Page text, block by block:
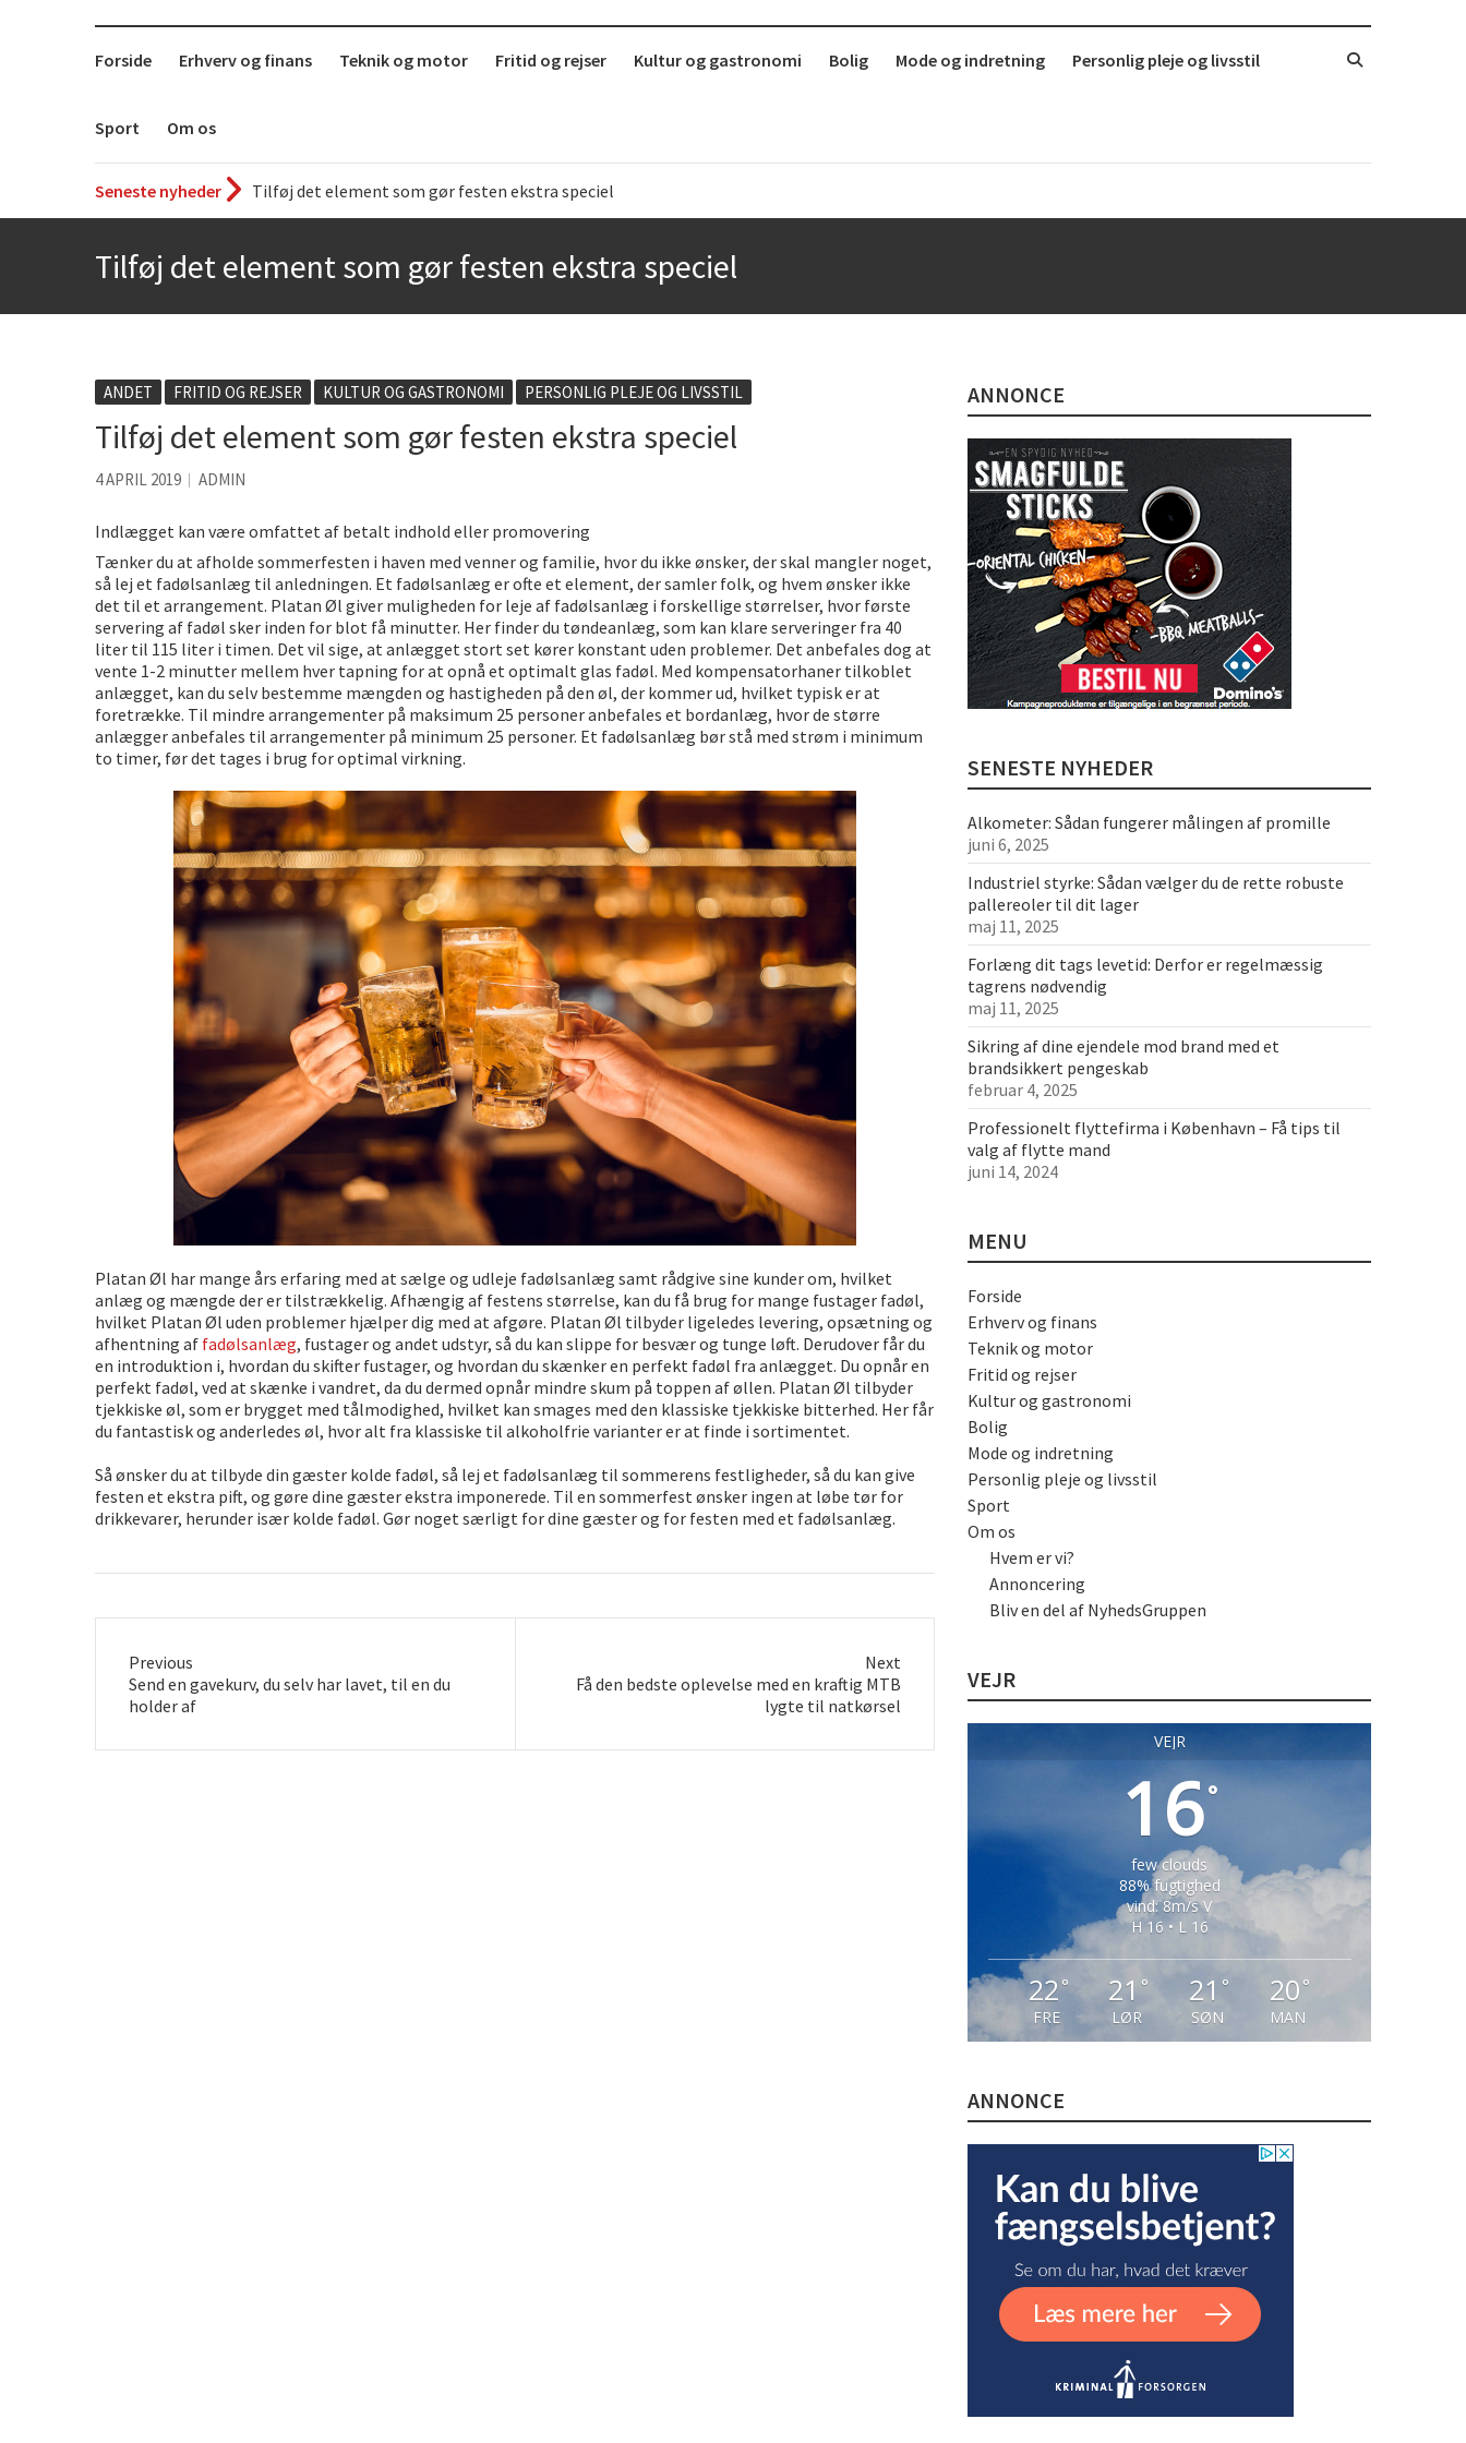
Forside Erhverv og finans Teknik og motor Fritid og rejser Kultur og gastronomi Bolig Mode og indretning Personlig pleje og livsstil
Sport Om os
Seneste nyheder
Tilføj det element som gør festen ekstra speciel
Bedste Restaurant i Ørestaden
Kølig hvidvin på en varm sommerdag
Få baren hjem til dig
Sjove oplevelsesmuligheder i København
Tilføj det element som gør festen ekstra speciel
ANDET FRITID OG REJSER KULTUR OG GASTRONOMI PERSONLIG PLEJE OG LIVSSTIL
Tilføj det element som gør festen ekstra speciel
4 APRIL 2019 ADMIN
Indlægget kan være omfattet af betalt indhold eller promovering
Tænker du at afholde sommerfesten i haven med venner og familie, hvor du ikke ønsker, der skal mangler noget,
så lej et fadølsanlæg til anledningen. Et fadølsanlæg er ofte et element, der samler folk, og hvem ønsker ikke
det til et arrangement. Platan Øl giver muligheden for leje af fadølsanlæg i forskellige størrelser, hvor første
servering af fadøl sker inden for blot få minutter. Her finder du tøndeanlæg, som kan klare serveringer fra 40
liter til 115 liter i timen. Det vil sige, at anlægget stort set kører konstant uden problemer. Det anbefales dog at
vente 1-2 minutter mellem hver tapning for at opnå et optimalt glas fadøl. Med kompensatorhaner tilkoblet
anlægget, kan du selv bestemme mængden og hastigheden på den øl, der kommer ud, hvilket typisk er at
foretrække. Til mindre arrangementer på maksimum 25 personer anbefales et bordanlæg, hvor de større
anlægger anbefales til arrangementer på minimum 25 personer. Et fadølsanlæg bør stå med strøm i minimum
to timer, før det tages i brug for optimal virkning.
Platan Øl har mange års erfaring med at sælge og udleje fadølsanlæg samt rådgive sine kunder om, hvilket
anlæg og mængde der er tilstrækkelig. Afhængig af festens størrelse, kan du få brug for mange fustager fadøl,
hvilket Platan Øl uden problemer hjælper dig med at afgøre. Platan Øl tilbyder ligeledes levering, opsætning og
afhentning af fadølsanlæg, fustager og andet udstyr, så du kan slippe for besvær og tunge løft. Derudover får du
en introduktion i, hvordan du skifter fustager, og hvordan du skænker en perfekt fadøl fra anlægget. Du opnår en
perfekt fadøl, ved at skænke i vandret, da du dermed opnår mindre skum på toppen af øllen. Platan Øl tilbyder
tjekkiske øl, som er brygget med tålmodighed, hvilket kan smages med den klassiske tjekkiske bitterhed. Her får
du fantastisk og anderledes øl, hvor alt fra klassiske til alkoholfrie varianter er at finde i sortimentet.
Så ønsker du at tilbyde din gæster kolde fadøl, så lej et fadølsanlæg til sommerens festligheder, så du kan give
festen et ekstra pift, og gøre dine gæster ekstra imponerede. Til en sommerfest ønsker ingen at løbe tør for
drikkevarer, herunder især kolde fadøl. Gør noget særligt for dine gæster og for festen med et fadølsanlæg.
Previous
Previous
post:
Send en gavekurv, du selv har lavet, til en du
holder af
Next
NextFå den bedste oplevelse med en kraftig MTB
lygte til natkørsel
ANNONCE
SENESTE NYHEDER
Alkometer: Sådan fungerer målingen af promille
juni 6, 2025
Industriel styrke: Sådan vælger du de rette robuste
pallereoler til dit lager
maj 11, 2025
Forlæng dit tags levetid: Derfor er regelmæssig
tagrens nødvendig
maj 11, 2025
Sikring af dine ejendele mod brand med et
brandsikkert pengeskab
februar 4, 2025
Professionelt flyttefirma i København – Få tips til
valg af flytte mand
juni 14, 2024
MENU
Forside
Erhverv og finans
Teknik og motor
Fritid og rejser
Kultur og gastronomi
Bolig
Mode og indretning
Personlig pleje og livsstil
Sport
Om os
Hvem er vi?
Annoncering
Bliv en del af NyhedsGruppen
VEJR
VEJR
16°
few clouds
88% fugtighed
vind: 8m/s V
H 16 • L 16
22 °
FRE
21°
LØR
21 °
SØN
20 °
MAN
ANNONCE